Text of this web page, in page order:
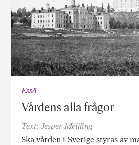
Essä
Vårdens alla frågor
Text: Jesper Meijling
Ska vården i Sverige styras av